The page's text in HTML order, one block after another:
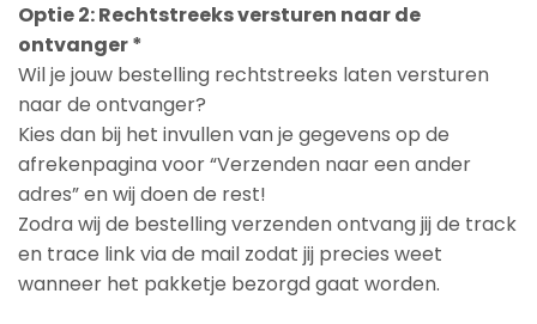
Optie 2: Rechtstreeks versturen naar de
ontvanger *
Wil je jouw bestelling rechtstreeks laten versturen
naar de ontvanger?
Kies dan bij het invullen van je gegevens op de
afrekenpagina voor “Verzenden naar een ander
adres” en wij doen de rest!
Zodra wij de bestelling verzenden ontvang jij de track
en trace link via de mail zodat jij precies weet
wanneer het pakketje bezorgd gaat worden.